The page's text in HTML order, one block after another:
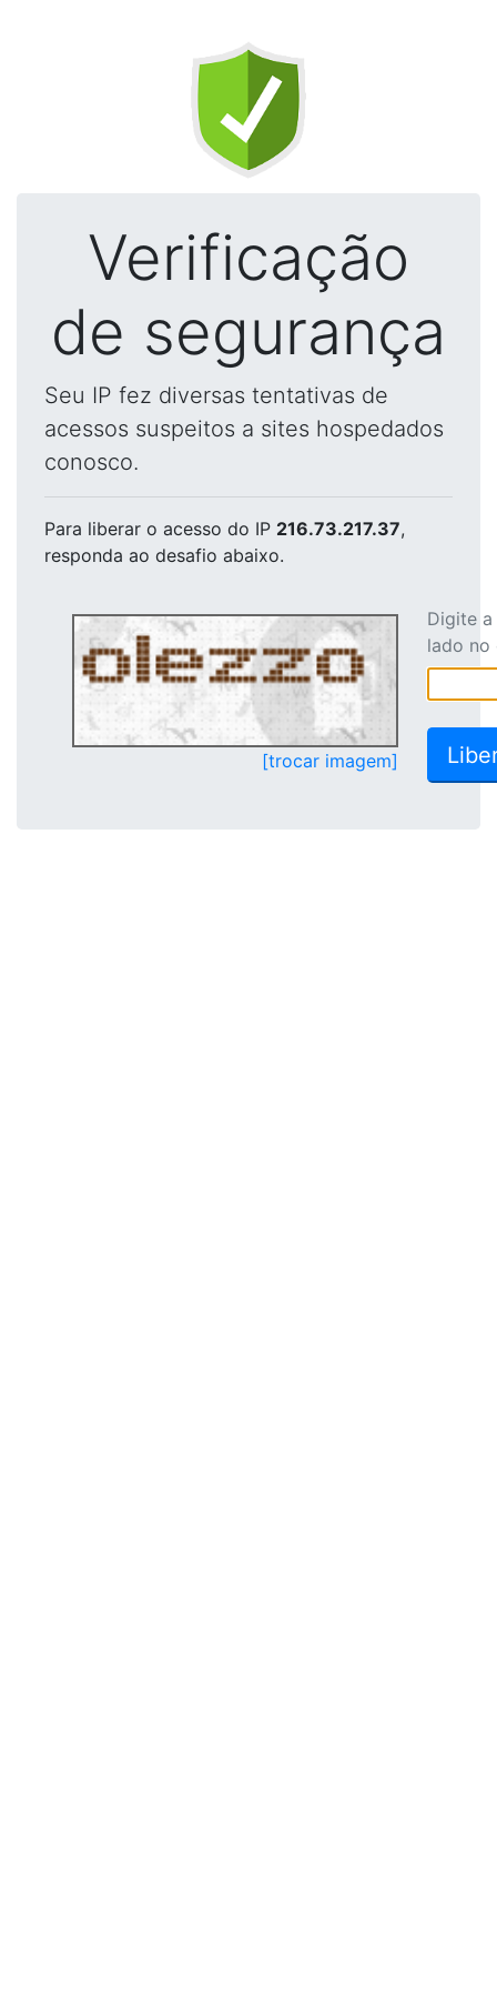
Verificação
de segurança
Seu IP fez diversas tentativas de
acessos suspeitos a sites hospedados
conosco.
Para liberar o acesso do IP 216.73.217.37,
responda ao desafio abaixo.
[trocar imagem]
Digite
lado no